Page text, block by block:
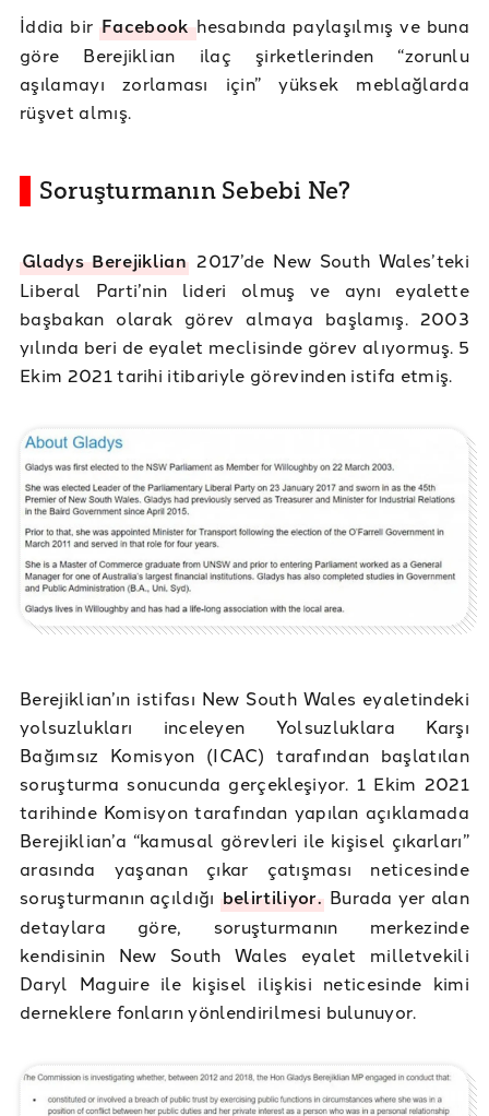
İddia birFacebookhesabında paylaşılmış ve buna
göre Berejiklian ilaç şirketlerinden “zorunlu
aşılamayı zorlaması için” yüksek meblağlarda
rüşvet almış.
Soruşturmanın Sebebi Ne?
Gladys Berejiklian2017’de New South Wales’teki
Liberal Parti’nin lideri olmuş ve aynı eyalette
başbakan olarak görev almaya başlamış. 2003
yılında beri de eyalet meclisinde görev alıyormuş. 5
Ekim 2021 tarihi itibariyle görevinden istifa etmiş.
Berejiklian’ın istifası New South Wales eyaletindeki
yolsuzlukları inceleyen Yolsuzluklara Karşı
Bağımsız Komisyon (ICAC) tarafından başlatılan
soruşturma sonucunda gerçekleşiyor. 1 Ekim 2021
tarihinde Komisyon tarafından yapılan açıklamada
Berejiklian’a “kamusal görevleri ile kişisel çıkarları”
arasında yaşanan çıkar çatışması neticesinde
soruşturmanın açıldığı belirtiliyor.Burada yer alan
detaylara göre, soruşturmanın merkezinde
kendisinin New South Wales eyalet milletvekili
Daryl Maguire ile kişisel ilişkisi neticesinde kimi
derneklere fonların yönlendirilmesi bulunuyor.